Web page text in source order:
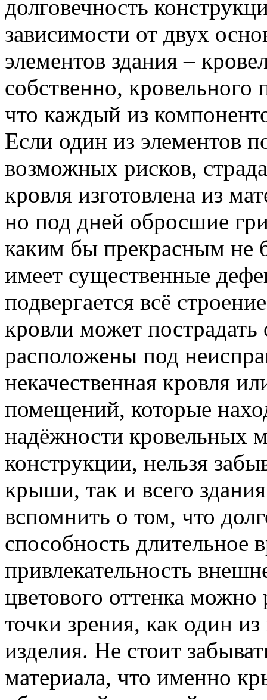
долговечность
зависимости от двух
элементов здания –
собственно,
что каждый из
Если один из элементов
возможных рисков,
кровля изготовлена из
но под дней обросшие
каким бы прекрасным не
имеет существенные
подвергается всё
кровли может
расположены под
некачественная кровля
помещений, которые
надёжности кровельных
конструкции, нельзя
крыши, так и всего
вспомнить о том, что
способность длительное
привлекательность
цветового оттенка можно
точки зрения, как один
изделия. Не стоит
материала, что именно